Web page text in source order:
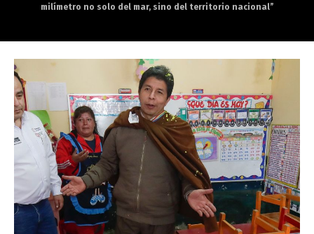
milímetro no solo del mar, sino del territorio nacional”